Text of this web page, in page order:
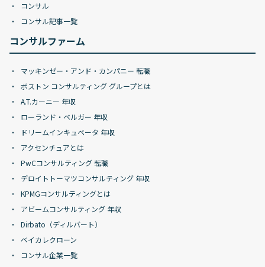
コンサル
コンサル記事一覧
コンサルファーム
マッキンゼー・アンド・カンパニー 転職
ボストン コンサルティング グループとは
A.T.カーニー 年収
ローランド・ベルガー 年収
ドリームインキュベータ 年収
アクセンチュアとは
PwCコンサルティング 転職
デロイトトーマツコンサルティング 年収
KPMGコンサルティングとは
アビームコンサルティング 年収
Dirbato（ディルバート）
ベイカレクローン
コンサル企業一覧